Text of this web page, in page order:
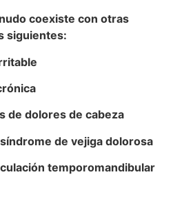
coexiste con otras
siguientes:
de dolores de cabeza
de vejiga dolorosa
temporomandibular